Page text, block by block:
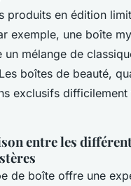
produits en édition
exemple, une boîte
un mélange de
boîtes de beauté,
exclusifs
entre les
de boîte offre une